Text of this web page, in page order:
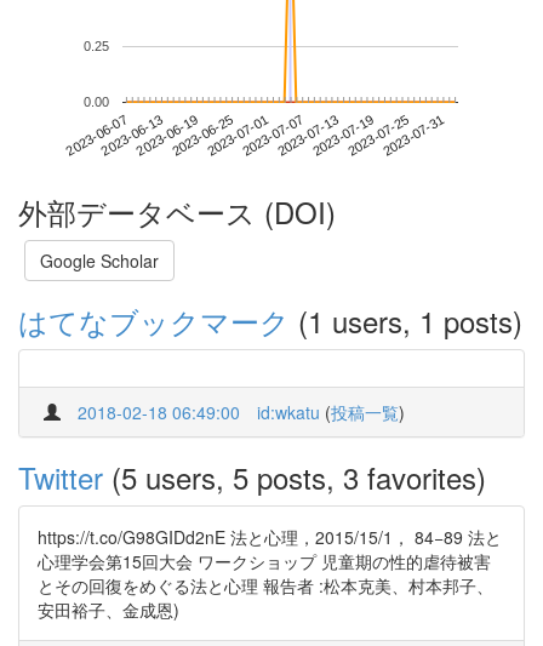
2023-06-072023-06-132023-06-192023-06-252023-07-012023-07-072023-07-132023-07-192023-07-252023-07-31
0.00
0.25
外部データベース (DOI)
Google Scholar
はてなブックマーク (1 users, 1 posts)
2018-02-18 06:49:00 id:wkatu (投稿一覧)
Twitter (5 users, 5 posts, 3 favorites)
https://t.co/G98GIDd2nE 法と心理，2015/15/1， 84−89 法と
心理学会第15回大会 ワークショップ 児童期の性的虐待被害
とその回復をめぐる法と心理 報告者 :松本克美、村本邦子、
安田裕子、金成恩)